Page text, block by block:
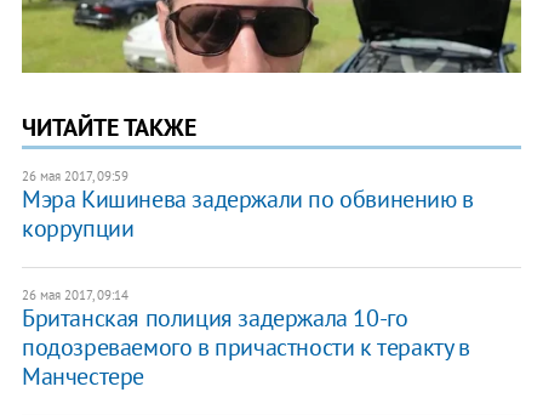
ЧИТАЙТЕ ТАКЖЕ
26 мая 2017, 09:59
Мэра Кишинева задержали по обвинению в
коррупции
26 мая 2017, 09:14
Британская полиция задержала 10-го
подозреваемого в причастности к теракту в
Манчестере